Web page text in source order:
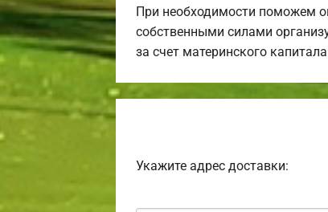
При необходимости поможем
собственными силами
за счет материнского
Укажите адрес доставки: